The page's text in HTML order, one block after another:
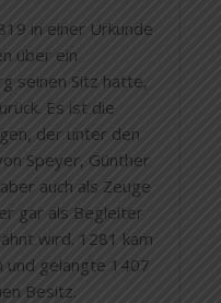
in einer Urkunde
über ein
seinen Sitz hatte,
Es ist die
der unter den
Speyer, Günther
auch als Zeuge
gar als Begleiter
wird. 1281 kam
und gelangte 1407
Besitz.